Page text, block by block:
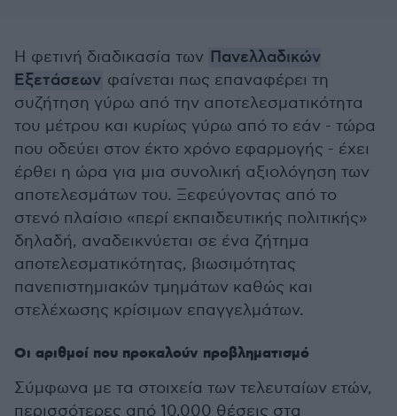
Η φετινή διαδικασία των Πανελλαδικών
Εξετάσεων φαίνεται πως επαναφέρει τη
συζήτηση γύρω από την αποτελεσματικότητα
του μέτρου και κυρίως γύρω από το εάν - τώρα
που οδεύει στον έκτο χρόνο εφαρμογής - έχει
έρθει η ώρα για μια συνολική αξιολόγηση των
αποτελεσμάτων του. Ξεφεύγοντας από το
στενό πλαίσιο «περί εκπαιδευτικής πολιτικής»
δηλαδή, αναδεικνύεται σε ένα ζήτημα
αποτελεσματικότητας, βιωσιμότητας
πανεπιστημιακών τμημάτων καθώς και
στελέχωσης κρίσιμων επαγγελμάτων.
Οι αριθμοί που προκαλούν προβληματισμό
Σύμφωνα με τα στοιχεία των τελευταίων ετών,
περισσότερες από 10.000 θέσεις στα